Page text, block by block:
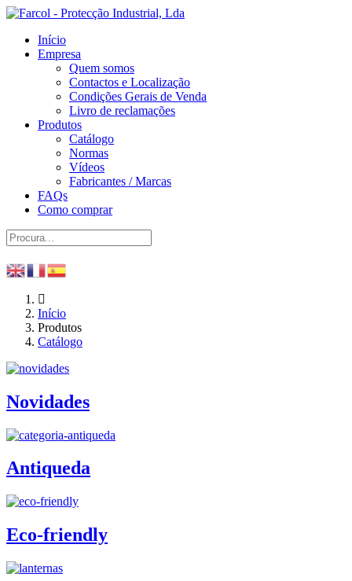
Início
Empresa
Quem somos
Contactos e Localização
Condições Gerais de Venda
Livro de reclamações
Produtos
Catálogo
Normas
Vídeos
Fabricantes / Marcas
FAQs
Como comprar
Início
Produtos
Catálogo
Novidades
Antiqueda
Eco-friendly